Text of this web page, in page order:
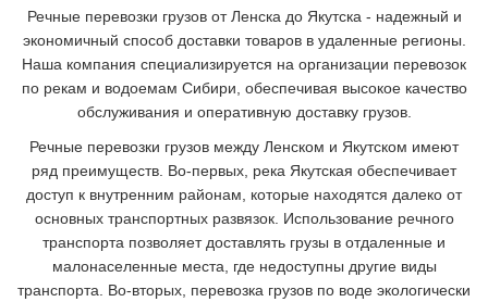
Речные перевозки грузов от Ленска до Якутска - надежный и
экономичный способ доставки товаров в удаленные регионы.
Наша компания специализируется на организации перевозок
по рекам и водоемам Сибири, обеспечивая высокое качество
обслуживания и оперативную доставку грузов.
Речные перевозки грузов между Ленском и Якутском имеют
ряд преимуществ. Во-первых, река Якутская обеспечивает
доступ к внутренним районам, которые находятся далеко от
основных транспортных развязок. Использование речного
транспорта позволяет доставлять грузы в отдаленные и
малонаселенные места, где недоступны другие виды
транспорта. Во-вторых, перевозка грузов по воде экологически